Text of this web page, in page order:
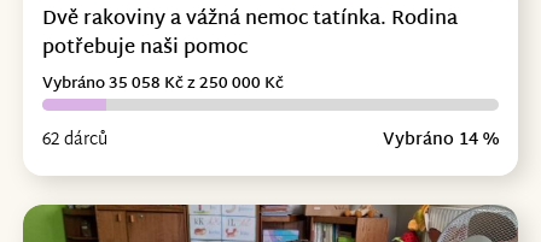
Dvě rakoviny a vážná nemoc tatínka. Rodina
potřebuje naši pomoc
62 dárců Vybráno 14 %
Vybráno 35 058 Kč z 250 000 Kč